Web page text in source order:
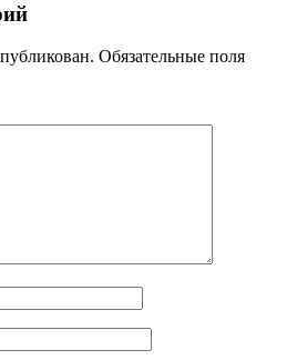
Обязательные поля